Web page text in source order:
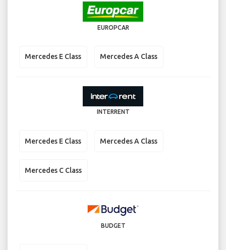
EUROPCAR
Mercedes E Class Mercedes A Class
INTERRENT
Mercedes E Class Mercedes A Class
Mercedes C Class
BUDGET